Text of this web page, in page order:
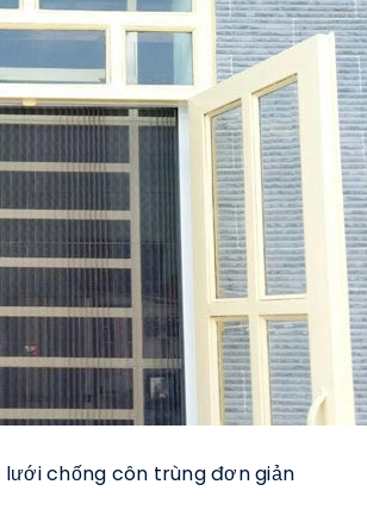
chống côn trùng đơn giản